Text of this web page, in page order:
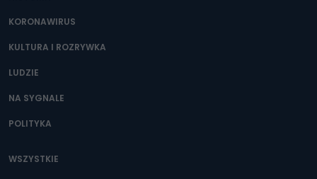
KORONAWIRUS
KULTURA I ROZRYWKA
LUDZIE
NA SYGNALE
POLITYKA
WSZYSTKIE